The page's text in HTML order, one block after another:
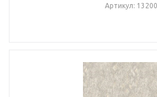
Артикул: